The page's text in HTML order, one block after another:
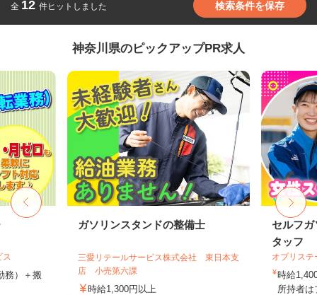
全 12 件ヒットしました 検索条件を保存
神奈川県のピックアップPR求人
ス
務）＋搬
ガソリンスタンドの整備士
三愛リテールサービス株式会社 東日本支
店 小売第六課
時給1,300円以上
セルフ
タッフ
オブリス
時給
所持者